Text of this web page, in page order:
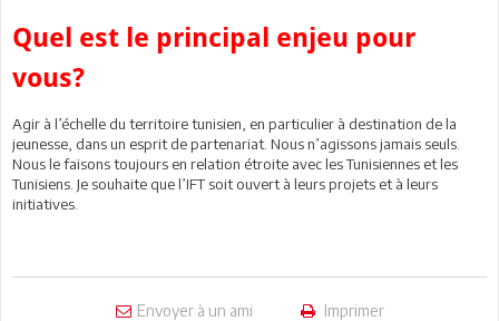
Quel est le principal enjeu pour
vous?
Agir à l’échelle du territoire tunisien, en particulier à destination de la
jeunesse, dans un esprit de partenariat. Nous n’agissons jamais seuls.
Nous le faisons toujours en relation étroite avec les Tunisiennes et les
Tunisiens. Je souhaite que l’IFT soit ouvert à leurs projets et à leurs
initiatives.
Envoyer à un ami Imprimer